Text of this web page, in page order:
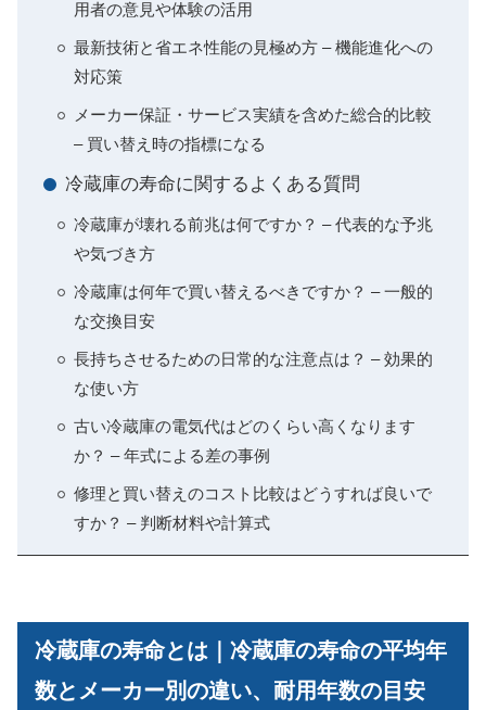
用者の意見や体験の活用
最新技術と省エネ性能の見極め方 – 機能進化への
対応策
メーカー保証・サービス実績を含めた総合的比較
– 買い替え時の指標になる
冷蔵庫の寿命に関するよくある質問
冷蔵庫が壊れる前兆は何ですか？ – 代表的な予兆
や気づき方
冷蔵庫は何年で買い替えるべきですか？ – 一般的
な交換目安
長持ちさせるための日常的な注意点は？ – 効果的
な使い方
古い冷蔵庫の電気代はどのくらい高くなります
か？ – 年式による差の事例
修理と買い替えのコスト比較はどうすれば良いで
すか？ – 判断材料や計算式
冷蔵庫の寿命とは｜冷蔵庫の寿命の平均年
数とメーカー別の違い、耐用年数の目安